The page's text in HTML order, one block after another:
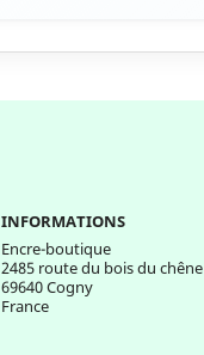
INFORMATIONS
Encre-boutique
2485 route du bois du chêne
69640 Cogny
France